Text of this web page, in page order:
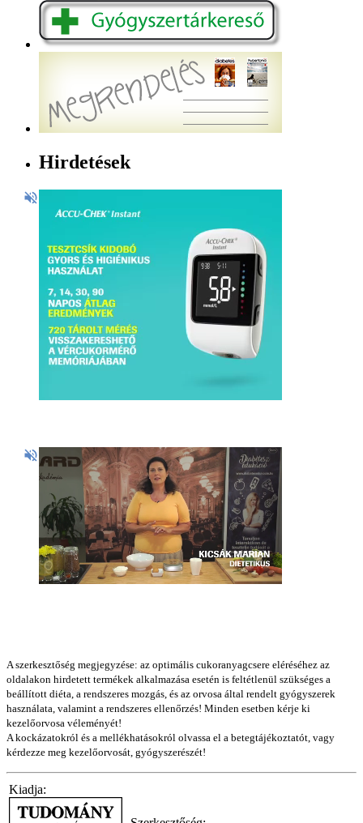
Hirdetések
A szerkesztőség megjegyzése: az optimális cukoranyagcsere eléréséhez az
oldalakon hirdetett termékek alkalmazása esetén is feltétlenül szükséges a
beállított diéta, a rendszeres mozgás, és az orvosa által rendelt gyógyszerek
használata, valamint a rendszeres ellenőrzés! Minden esetben kérje ki
kezelőorvosa véleményét!
A kockázatokról és a mellékhatásokról olvassa el a betegtájékoztatót, vagy
kérdezze meg kezelőorvosát, gyógyszerészét!
Kiadja: